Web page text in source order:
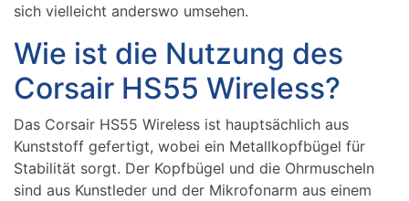
sich vielleicht anderswo umsehen.
Wie ist die Nutzung des
Corsair HS55 Wireless?
Das Corsair HS55 Wireless ist hauptsächlich aus
Kunststoff gefertigt, wobei ein Metallkopfbügel für
Stabilität sorgt. Der Kopfbügel und die Ohrmuscheln
sind aus Kunstleder und der Mikrofonarm aus einem